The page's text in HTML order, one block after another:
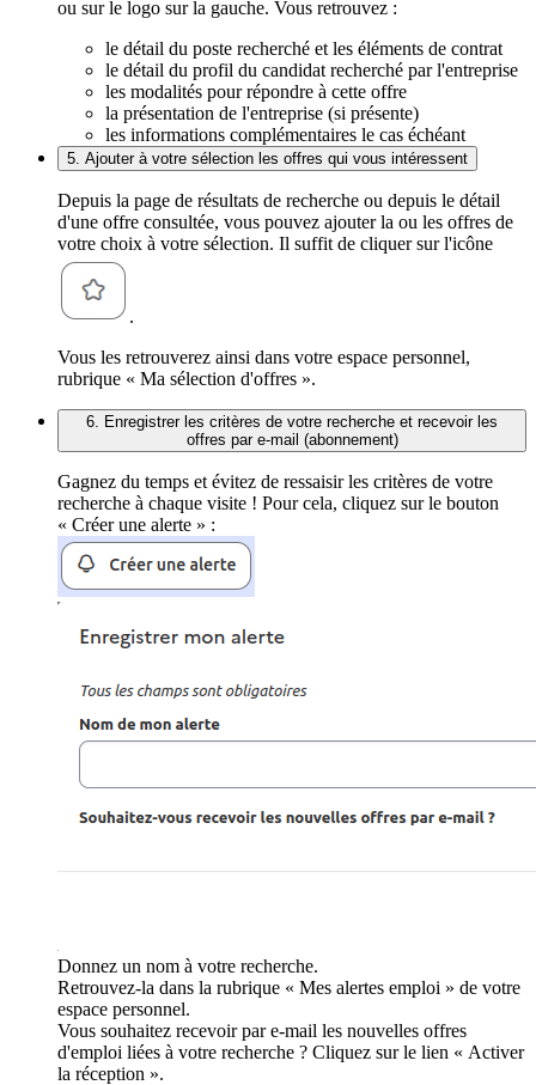
ou sur le logo sur la gauche. Vous retrouvez :
le détail du poste recherché et les éléments de contrat
le détail du profil du candidat recherché par l'entreprise
les modalités pour répondre à cette offre
la présentation de l'entreprise (si présente)
les informations complémentaires le cas échéant
5. Ajouter à votre sélection les offres qui vous intéressent
Depuis la page de résultats de recherche ou depuis le détail
d'une offre consultée, vous pouvez ajouter la ou les offres de
votre choix à votre sélection. Il suffit de cliquer sur l'icône
.
Vous les retrouverez ainsi dans votre espace personnel,
rubrique « Ma sélection d'offres ».
6. Enregistrer les critères de votre recherche et recevoir les
offres par e-mail (abonnement)
Gagnez du temps et évitez de ressaisir les critères de votre
recherche à chaque visite ! Pour cela, cliquez sur le bouton
« Créer une alerte » :
Donnez un nom à votre recherche.
Retrouvez-la dans la rubrique « Mes alertes emploi » de votre
espace personnel.
Vous souhaitez recevoir par e-mail les nouvelles offres
d'emploi liées à votre recherche ? Cliquez sur le lien « Activer
la réception ».